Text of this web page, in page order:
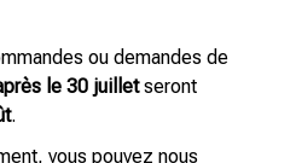
ou demandes de
le 30 juilletseront
.
vous pouvez nous